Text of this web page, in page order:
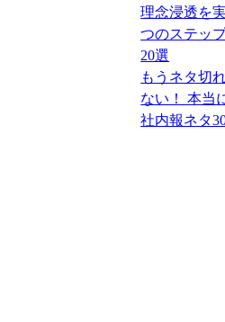
理念浸透を
つのステッ
20選
もうネタ切
ない！ 本当
社内報ネタ